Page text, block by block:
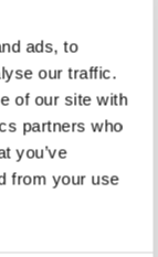
ads, to
our traffic.
of our site with
partners who
you’ve
from your use